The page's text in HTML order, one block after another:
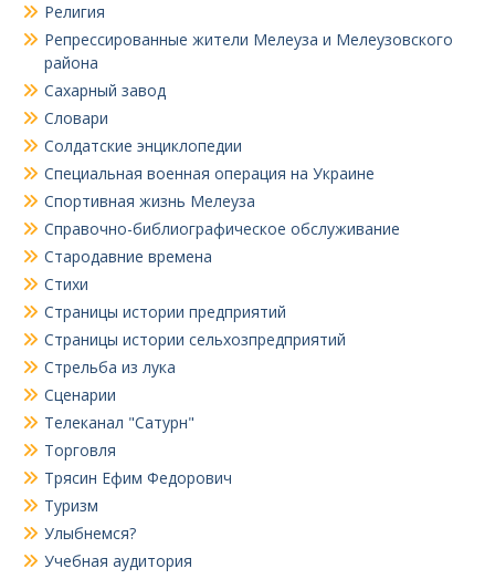
Религия
Репрессированные жители Мелеуза и Мелеузовского
района
Сахарный завод
Словари
Солдатские энциклопедии
Специальная военная операция на Украине
Спортивная жизнь Мелеуза
Справочно-библиографическое обслуживание
Стародавние времена
Стихи
Страницы истории предприятий
Страницы истории сельхозпредприятий
Стрельба из лука
Сценарии
Телеканал "Сатурн"
Торговля
Трясин Ефим Федорович
Туризм
Улыбнемся?
Учебная аудитория